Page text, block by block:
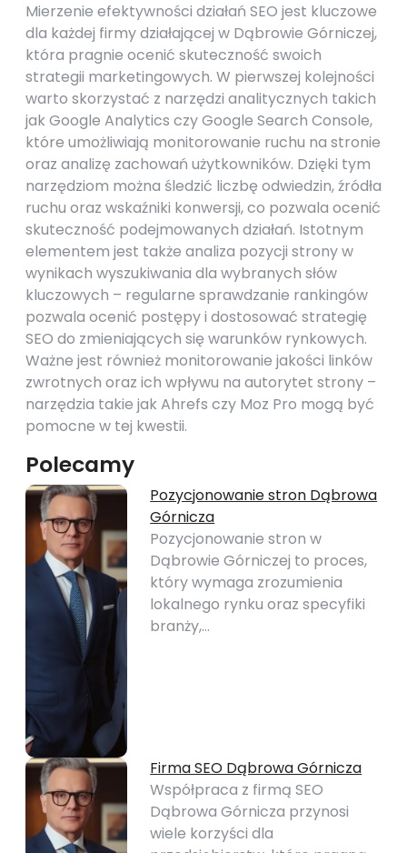
Mierzenie efektywności działań SEO jest kluczowe
dla każdej firmy działającej w Dąbrowie Górniczej,
która pragnie ocenić skuteczność swoich
strategii marketingowych. W pierwszej kolejności
warto skorzystać z narzędzi analitycznych takich
jak Google Analytics czy Google Search Console,
które umożliwiają monitorowanie ruchu na stronie
oraz analizę zachowań użytkowników. Dzięki tym
narzędziom można śledzić liczbę odwiedzin, źródła
ruchu oraz wskaźniki konwersji, co pozwala ocenić
skuteczność podejmowanych działań. Istotnym
elementem jest także analiza pozycji strony w
wynikach wyszukiwania dla wybranych słów
kluczowych – regularne sprawdzanie rankingów
pozwala ocenić postępy i dostosować strategię
SEO do zmieniających się warunków rynkowych.
Ważne jest również monitorowanie jakości linków
zwrotnych oraz ich wpływu na autorytet strony –
narzędzia takie jak Ahrefs czy Moz Pro mogą być
pomocne w tej kwestii.
Polecamy
Pozycjonowanie stron Dąbrowa
Górnicza
Pozycjonowanie stron w
Dąbrowie Górniczej to proces,
który wymaga zrozumienia
lokalnego rynku oraz specyfiki
branży,…
Firma SEO Dąbrowa Górnicza
Współpraca z firmą SEO
Dąbrowa Górnicza przynosi
wiele korzyści dla